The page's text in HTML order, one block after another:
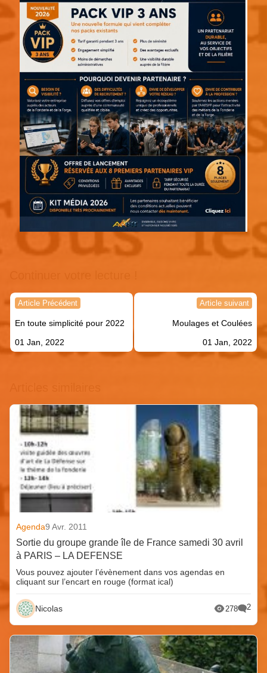
Navigation
l’article
Article Précédent
En toute simplicité pour 2022
01 Jan, 2022
Article suivant
Moulages et Coulées
01 Jan, 2022
Agenda9 Avr. 2011
Sortie du groupe grande île de France samedi 30 avril
à PARIS – LA DEFENSE
Vous pouvez ajouter l’évènement dans vos agendas en
cliquant sur l’encart en rouge (format ical)
Nicolas 278 2